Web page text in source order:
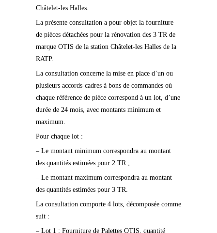
Châtelet-les Halles.
La présente consultation a pour objet la fourniture
de pièces détachées pour la rénovation des 3 TR de
marque OTIS de la station Châtelet-les Halles de la
RATP.
La consultation concerne la mise en place d’un ou
plusieurs accords-cadres à bons de commandes où
chaque référence de pièce correspond à un lot, d’une
durée de 24 mois, avec montants minimum et
maximum.
Pour chaque lot :
– Le montant minimum correspondra au montant
des quantités estimées pour 2 TR ;
– Le montant maximum correspondra au montant
des quantités estimées pour 3 TR.
La consultation comporte 4 lots, décomposée comme
suit :
– Lot 1 : Fourniture de Palettes OTIS, quantité